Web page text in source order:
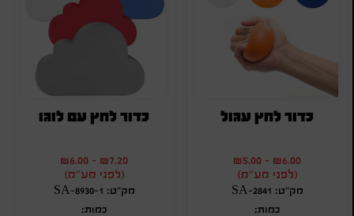
כדור לחץ עגול
₪6.00
-
₪5.00
(לפני מע"מ)
מק"ט: SA-2841
כמות:
כדור לחץ עם לוגו
₪7.20
-
₪6.00
(לפני מע"מ)
מק"ט: SA-8930-1
כמות: